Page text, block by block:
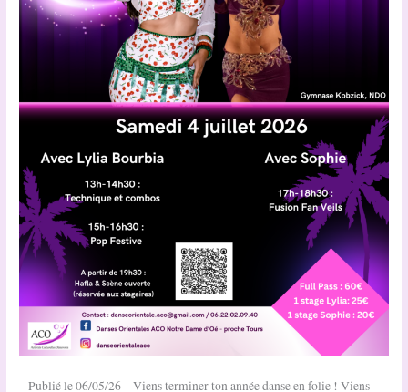
– Publié le 06/05/26 – Viens terminer ton année danse en folie ! Viens